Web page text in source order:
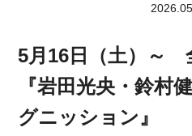
5月16 日（土）～
『岩田光央・鈴村
グニッション』